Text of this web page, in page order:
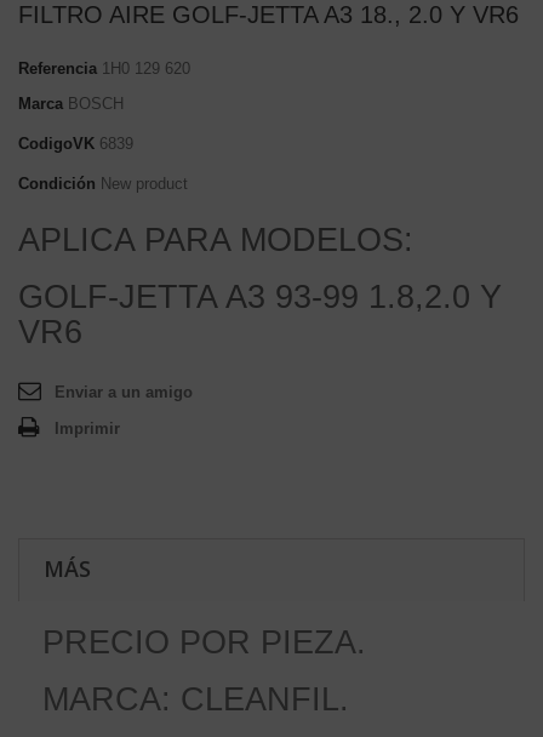
FILTRO AIRE GOLF-JETTA A3 18., 2.0 Y VR6
Referencia 1H0 129 620
Marca BOSCH
CodigoVK 6839
Condición New product
APLICA PARA MODELOS:
GOLF-JETTA A3 93-99 1.8,2.0 Y
VR6
Enviar a un amigo
Imprimir
MÁS
PRECIO POR PIEZA.
MARCA: CLEANFIL.